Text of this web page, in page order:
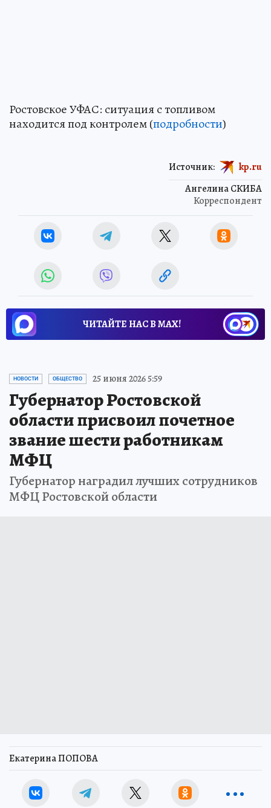
Ростовское УФАС: ситуация с топливом
находится под контролем (подробности)
Ангелина СКИБА
Корреспондент
Источник: kp.ru
ЧИТАЙТЕ НАС В МАХ!
НОВОСТИ ОБЩЕСТВО 25 июня 2026 5:59
Губернатор Ростовской
области присвоил почетное
звание шести работникам
МФЦ
Губернатор наградил лучших сотрудников
МФЦ Ростовской области
Екатерина ПОПОВА